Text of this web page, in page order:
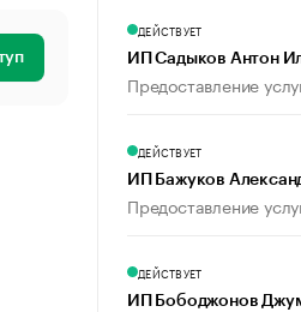
ДЕЙСТВУЕТ
ИП Садыков Антон
Предоставление
ДЕЙСТВУЕТ
ИП Бажуков
Предоставление
ДЕЙСТВУЕТ
ИП Бободжонов